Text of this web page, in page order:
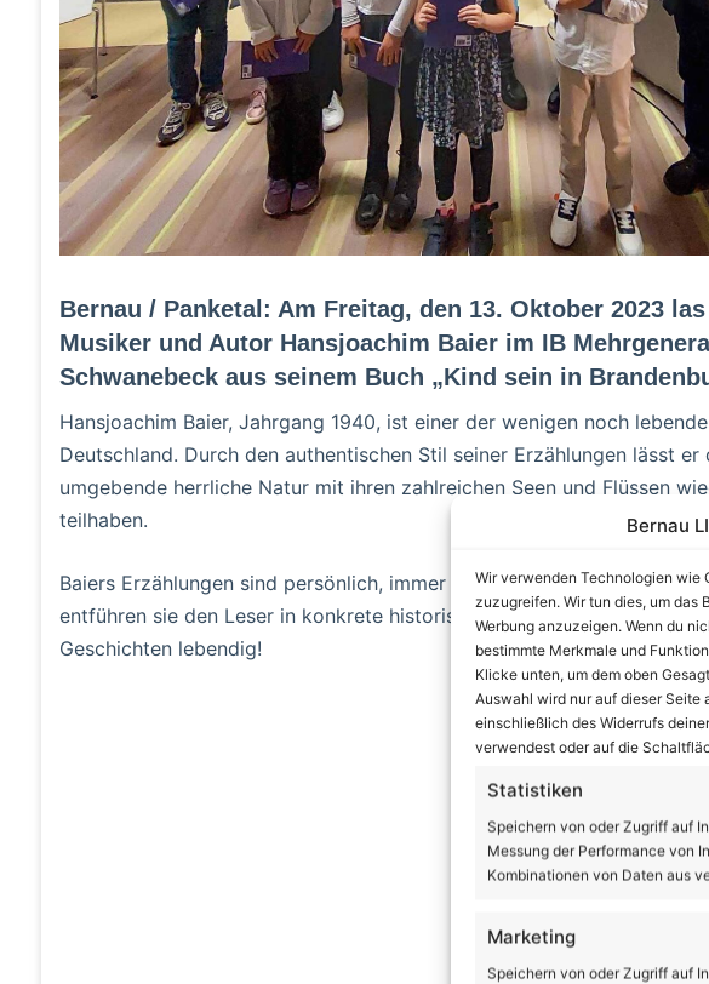
Bernau
Wir verwenden Technologien wie
zuzugreifen. Wir tun dies, um das
Werbung anzuzeigen. Wenn du
bestimmte Merkmale und
Klicke unten, um dem oben
Auswahl wird nur auf dieser Seite
einschließlich des Widerrufs
verwendest oder auf die
Statistiken
Speichern von oder Zugriff auf
Messung der Performance von
Kombinationen von Daten aus
Marketing
Speichern von oder Zugriff auf
Bernau / Panketal: Am Freitag, den 13. Oktober 2023
Musiker und Autor Hansjoachim Baier im IB
Schwanebeck aus seinem Buch „Kind sein in
Hansjoachim Baier, Jahrgang 1940, ist einer der wenigen noch
Deutschland. Durch den authentischen Stil seiner Erzählungen lässt
umgebende herrliche Natur mit ihren zahlreichen Seen und Flüssen
teilhaben.
Baiers Erzählungen sind persönlich, immer aus der Perspektive des
entführen sie den Leser in konkrete historische Ereignisse. Bei Baier
Geschichten lebendig!
Anzeige